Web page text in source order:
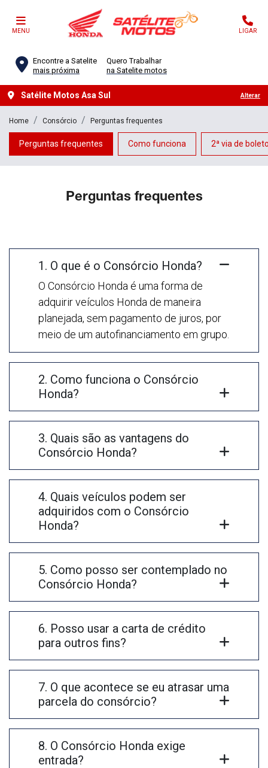
MENU LIGAR
Encontre a Satelite
mais próxima
Quero Trabalhar
na Satelite motos
Satélite Motos Asa Sul Alterar
Home Consórcio Perguntas frequentes
Como funciona 2ª via de
Perguntas frequentes
Perguntas frequentes
1. O que é o Consórcio Honda?
O Consórcio Honda é uma forma de
adquirir veículos Honda de maneira
planejada, sem pagamento de juros, por
meio de um autofinanciamento em grupo.
2. Como funciona o Consórcio
Honda?
3. Quais são as vantagens do
Consórcio Honda?
4. Quais veículos podem ser
adquiridos com o Consórcio
Honda?
5. Como posso ser contemplado no
Consórcio Honda?
6. Posso usar a carta de crédito
para outros fins?
7. O que acontece se eu atrasar uma
parcela do consórcio?
8. O Consórcio Honda exige
entrada?